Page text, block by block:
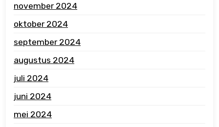
november 2024
oktober 2024
september 2024
augustus 2024
juli 2024
juni 2024
mei 2024